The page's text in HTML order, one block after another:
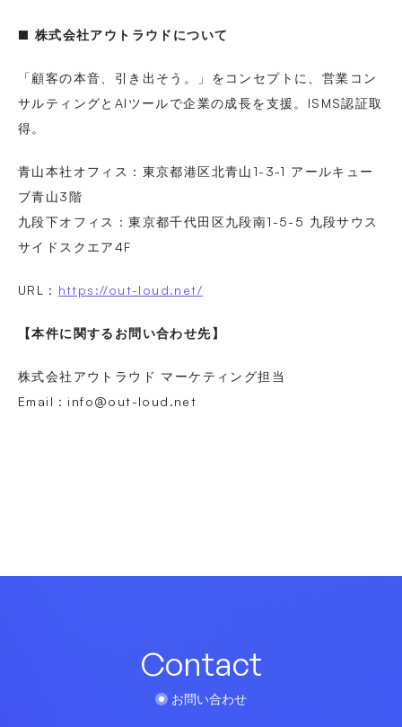
■ 株式会社アウトラウドについて
「顧客の本音、引き出そう。」をコンセプトに、営業コン
サルティングとAIツールで企業の成長を支援。ISMS認証取
得。
青山本社オフィス：東京都港区北青山1-3-1 アールキュー
ブ青山3階
九段下オフィス：東京都千代田区九段南1-5-5 九段サウス
サイドスクエア4F
URL： https://out-loud.net/
【本件に関するお問い合わせ先】
株式会社アウトラウド マーケティング担当
Email：info@out-loud.net
Contact
お問い合わせ